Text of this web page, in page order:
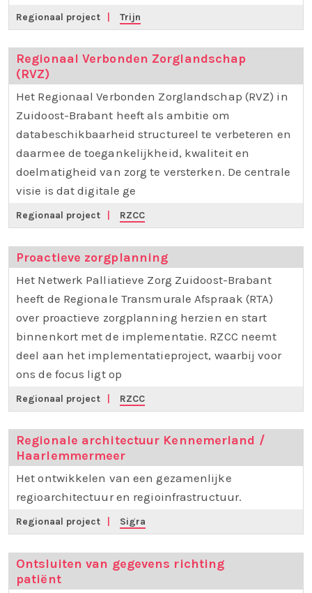
Regionaal project Trijn
Regionaal Verbonden Zorglandschap
(RVZ)
Het Regionaal Verbonden Zorglandschap (RVZ) in
Zuidoost-Brabant heeft als ambitie om
databeschikbaarheid structureel te verbeteren en
daarmee de toegankelijkheid, kwaliteit en
doelmatigheid van zorg te versterken. De centrale
visie is dat digitale ge
Regionaal project RZCC
Proactieve zorgplanning
Het Netwerk Palliatieve Zorg Zuidoost-Brabant
heeft de Regionale Transmurale Afspraak (RTA)
over proactieve zorgplanning herzien en start
binnenkort met de implementatie. RZCC neemt
deel aan het implementatieproject, waarbij voor
ons de focus ligt op
Regionaal project RZCC
Regionale architectuur Kennemerland /
Haarlemmermeer
Het ontwikkelen van een gezamenlijke
regioarchitectuur en regioinfrastructuur.
Regionaal project Sigra
Ontsluiten van gegevens richting
patiënt